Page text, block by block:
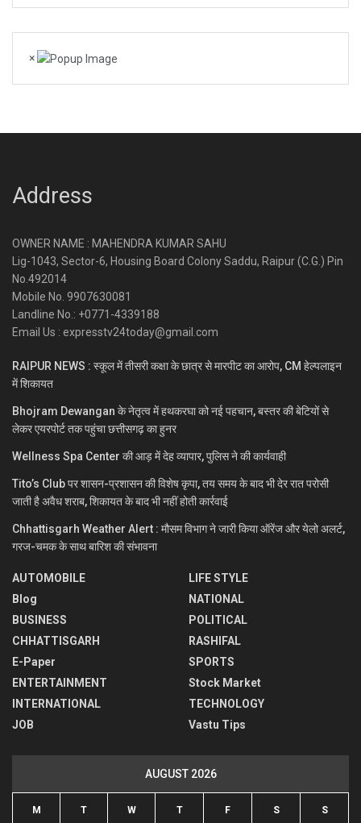
×
Address
OWNER NAME : MAHENDRA KUMAR SAHU
Lig-1043, Sector-6, Housing Board Colony Saddu, Raipur (C.G.) Pin
No.492014
Mobile No. 9907630081
Landline No.: +0771-4339188
Email Us : expresstv24today@gmail.com
RAIPUR NEWS : स्कूल में तीसरी कक्षा के छात्र से मारपीट का आरोप, CM हेल्पलाइन
में शिकायत
Bhojram Dewangan के नेतृत्व में हथकरघा को नई पहचान, बस्तर की बेटियों से
लेकर एयरपोर्ट तक पहुंचा छत्तीसगढ़ का हुनर
Wellness Spa Center की आड़ में देह व्यापार, पुलिस ने की कार्यवाही
Tito’s Club पर शासन-प्रशासन की विशेष कृपा, तय समय के बाद भी देर रात परोसी
जाती है अवैध शराब, शिकायत के बाद भी नहीं होती कार्रवाई
Chhattisgarh Weather Alert : मौसम विभाग ने जारी किया ऑरेंज और येलो अलर्ट,
गरज-चमक के साथ बारिश की संभावना
AUTOMOBILE
Blog
BUSINESS
CHHATTISGARH
E-Paper
ENTERTAINMENT
INTERNATIONAL
JOB
LIFE STYLE
NATIONAL
POLITICAL
RASHIFAL
SPORTS
Stock Market
TECHNOLOGY
Vastu Tips
AUGUST 2026
M T W T F S S